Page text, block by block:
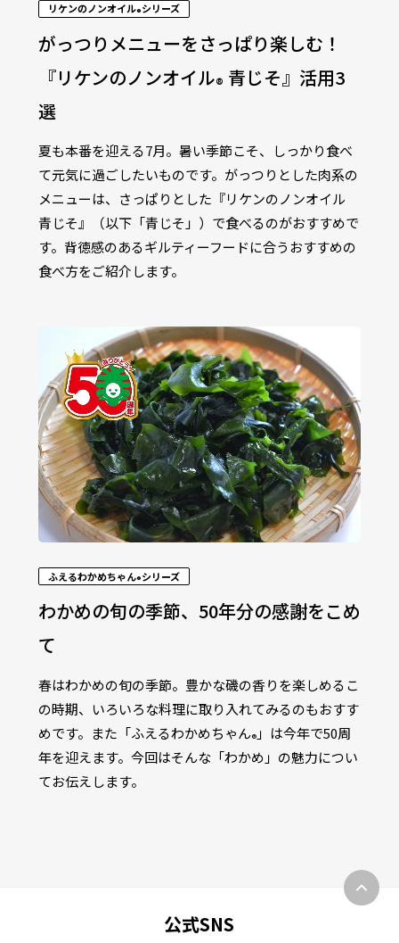
リケンのノンオイル®シリーズ
がっつりメニューをさっぱり楽しむ！
『リケンのノンオイル® 青じそ』活用3
選
夏も本番を迎える7月。暑い季節こそ、しっかり食べ
て元気に過ごしたいものです。がっつりとした肉系の
メニューは、さっぱりとした『リケンのノンオイル
青じそ』（以下「青じそ」）で食べるのがおすすめで
す。背徳感のあるギルティーフードに合うおすすめの
食べ方をご紹介します。
ふえるわかめちゃん®シリーズ
わかめの旬の季節、50年分の感謝をこめ
て
春はわかめの旬の季節。豊かな磯の香りを楽しめるこ
の時期、いろいろな料理に取り入れてみるのもおすす
めです。また「ふえるわかめちゃん®」は今年で50周
年を迎えます。今回はそんな「わかめ」の魅力につい
てお伝えします。
公式SNS